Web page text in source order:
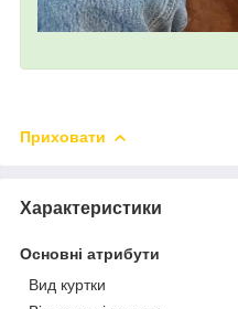
Приховати
Характеристики
Основні атрибути
Вид куртки